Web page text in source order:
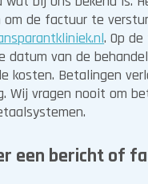
de factuur te
. Op
datum van de
kosten. Betalingen
Wij vragen nooit om
een bericht of